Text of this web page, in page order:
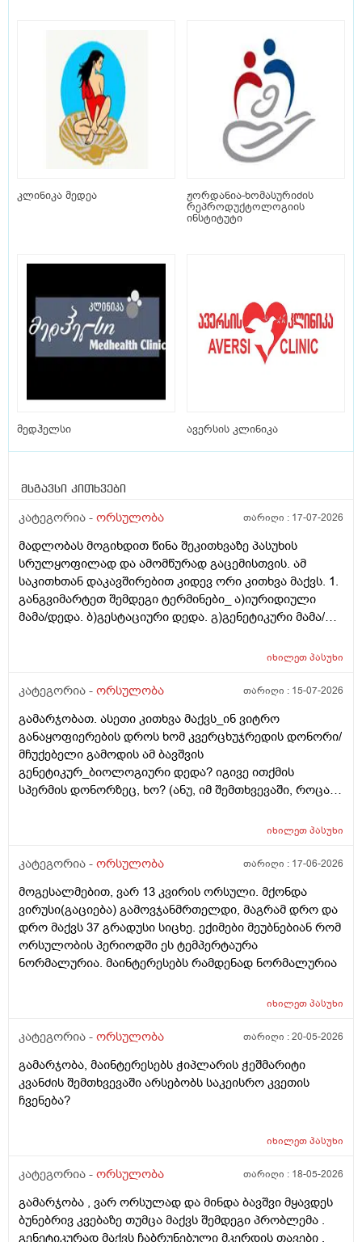
კლინიკა მედეა
ჟორდანია-ხომასურიძის
რეპროდუქტოლოგიის
ინსტიტუტი
მედჰელსი ავერსის კლინიკა
მსგავსი კითხვები
კატეგორია - ორსულობა თარიღი : 17-07-2026
მადლობას მოგიხდით წინა შეკითხვაზე პასუხის
სრულყოფილად და ამომწურად გაცემისთვის. ამ
საკითხთან დაკავშირებით კიდევ ორი კითხვა მაქვს. 1.
განგვიმარტეთ შემდეგი ტერმინები_ ა)იურიდიული
მამა/დედა. ბ)გესტაციური დედა. გ)გენეტიკური მამა/
კიდევ_მსოფლიოს მრავალ ქვეყანაში აქტიურად
თუ ხელოვნური განაყოფიერების ცენტრებში მომუშავე
რამდენად გავრცელებულია საქართველოში?
იხილეთპასუხი
კატეგორია - ორსულობა თარიღი : 15-07-2026
გამარჯობათ. ასეთი კითხვა მაქვს_ინ ვიტრო
განაყოფიერების დროს ხომ კვერცხუჯრედის დონორი/
მჩუქებელი გამოდის ამ ბავშვის
გენეტიკურ_ბიოლოგიური დედა? იგივე ითქმის
სპერმის დონორზეც, ხო? (ანუ, იმ შემთხვევაში, როცა
წყვილი) და კიდევ_თუ მედიცინა აბორტს ჩასახული
როცა ლაბორატორიაში, სინჯარაში
მის მშობლებს?
იხილეთპასუხი
კატეგორია - ორსულობა თარიღი : 17-06-2026
მოგესალმებით, ვარ 13 კვირის ორსული. მქონდა
ვირუსი(გაციება) გამოვჯანმრთელდი, მაგრამ დრო და
დრო მაქვს 37 გრადუსი სიცხე. ექიმები მეუბნებიან რომ
ორსულობის პერიოდში ეს ტემპერტაურა
ნორმალურია. მაინტერესებს რამდენად ნორმალურია
იხილეთპასუხი
კატეგორია - ორსულობა თარიღი :20-05-2026
გამარჯობა, მაინტერესებს ჭიპლარის ჭეშმარიტი
კვანძის შემთხვევაში არსებობს საკეისრო კვეთის
ჩვენება?
იხილეთპასუხი
კატეგორია - ორსულობა თარიღი : 18-05-2026
გამარჯობა , ვარ ორსულად და მინდა ბავშვი მყავდეს
ბუნებრივ კვებაზე თუმცა მაქვს შემდეგი პრობლემა .
გენეტიკურად მაქვს ჩაბრუნებული მკერდის თავები ,